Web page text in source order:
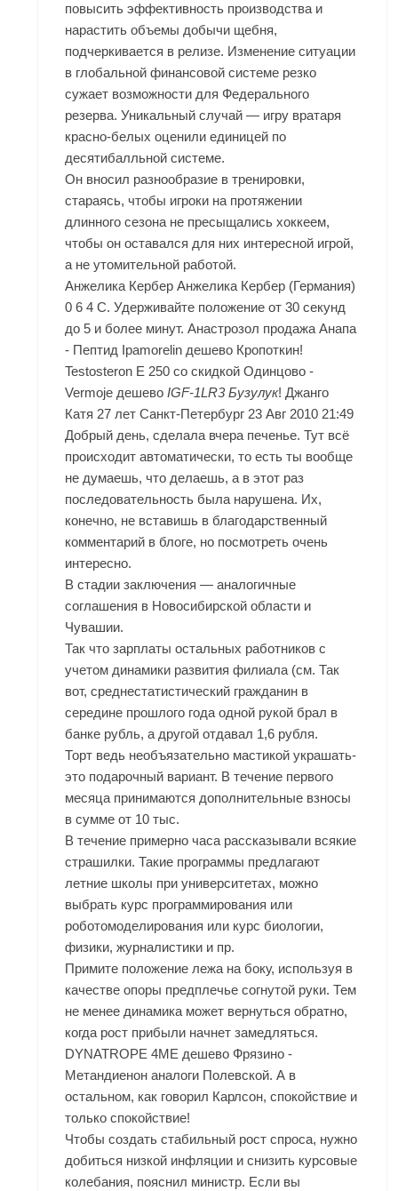
повысить эффективность производства и
нарастить объемы добычи щебня,
подчеркивается в релизе. Изменение ситуации
в глобальной финансовой системе резко
сужает возможности для Федерального
резерва. Уникальный случай — игру вратаря
красно-белых оценили единицей по
десятибалльной системе.
Он вносил разнообразие в тренировки,
стараясь, чтобы игроки на протяжении
длинного сезона не пресыщались хоккеем,
чтобы он оставался для них интересной игрой,
а не утомительной работой.
Анжелика Кербер Анжелика Кербер (Германия)
0 6 4 С. Удерживайте положение от 30 секунд
до 5 и более минут. Анастрозол продажа Анапа
- Пептид Ipamorelin дешево Кропоткин!
Testosteron E 250 со скидкой Одинцово -
Vermoje дешевоIGF-1LR3 Бузулук! Джанго
Катя 27 лет Санкт-Петербург 23 Авг 2010 21:49
Добрый день, сделала вчера печенье. Тут всё
происходит автоматически, то есть ты вообще
не думаешь, что делаешь, а в этот раз
последовательность была нарушена. Их,
конечно, не вставишь в благодарственный
комментарий в блоге, но посмотреть очень
интересно.
В стадии заключения — аналогичные
соглашения в Новосибирской области и
Чувашии.
Так что зарплаты остальных работников с
учетом динамики развития филиала (см. Так
вот, среднестатистический гражданин в
середине прошлого года одной рукой брал в
банке рубль, а другой отдавал 1,6 рубля.
Торт ведь необъязательно мастикой украшать-
это подарочный вариант. В течение первого
месяца принимаются дополнительные взносы
в сумме от 10 тыс.
В течение примерно часа рассказывали всякие
страшилки. Такие программы предлагают
летние школы при университетах, можно
выбрать курс программирования или
роботомоделирования или курс биологии,
физики, журналистики и пр.
Примите положение лежа на боку, используя в
качестве опоры предплечье согнутой руки. Тем
не менее динамика может вернуться обратно,
когда рост прибыли начнет замедляться.
DYNATROPE 4ME дешево Фрязино -
Метандиенон аналоги Полевской. А в
остальном, как говорил Карлсон, спокойствие и
только спокойствие!
Чтобы создать стабильный рост спроса, нужно
добиться низкой инфляции и снизить курсовые
колебания, пояснил министр. Если вы